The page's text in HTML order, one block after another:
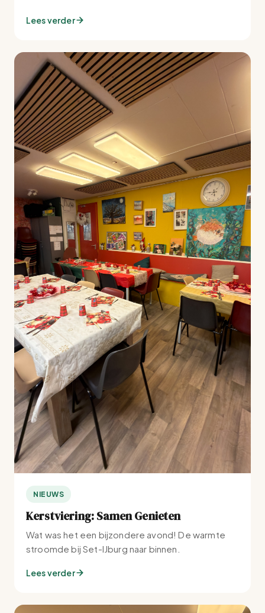
Lees verder
NIEUWS
Kerstviering: Samen Genieten
Wat was het een bijzondere avond! De warmte
stroomde bij Set-IJburg naar binnen.
Lees verder